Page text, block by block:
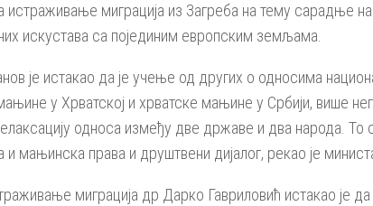
истраживање миграција из Загреба на тему сарадње
искустава са појединим европским земљама.
је истакао да је учење од других о односима
у Хрватској и хрватске мањине у Србији, више
односа између две државе и два народа. То
мањинска права и друштвени дијалог, рекао је
миграција др Дарко Гавриловић истакао је